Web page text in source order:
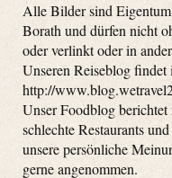
Alle Bilder sind
Borath und dürfen nicht
oder verlinkt oder in
Unseren Reiseblog findet
http://
Unser Foodblog
schlechte Restaurants
unsere persönliche
gerne angenommen.